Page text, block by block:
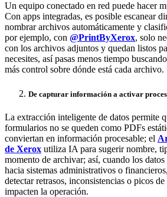
Un equipo conectado en red puede hacer
Con apps integradas, es posible escanear
nombrar archivos automáticamente y
por ejemplo, con @PrintByXerox, solo
con los archivos adjuntos y quedan listos
necesites, así pasas menos tiempo
más control sobre dónde está cada archivo.
De capturar información a activar
La extracción inteligente de datos permite
formularios no se queden como PDFs
conviertan en información procesable; el
de Xerox utiliza IA para sugerir nombre,
momento de archivar; así, cuando los
hacia sistemas administrativos o
detectar retrasos, inconsistencias o picos
impacten la operación.